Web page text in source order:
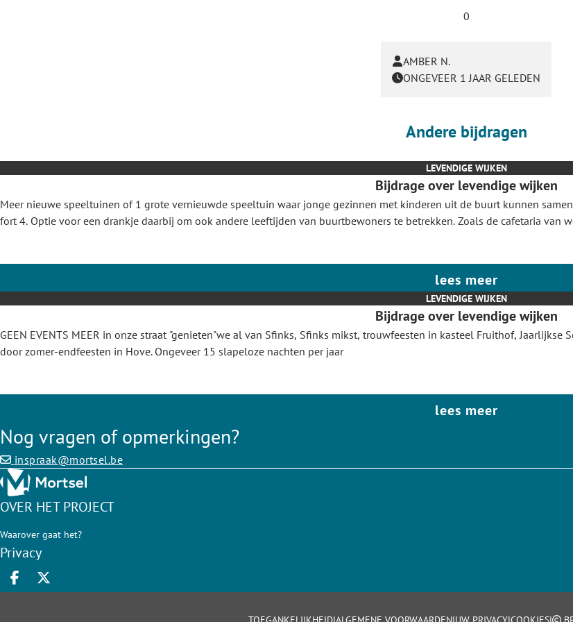
0
AMBER N.
ONGEVEER 1 JAAR GELEDEN
Andere bijdragen
LEVENDIGE WIJKEN
Bijdrage over levendige wijken
Meer nieuwe speeltuinen of 1 grote vernieuwde speeltuin waar jonge gezinnen met kinderen uit de buurt kunnen
fort 4. Optie voor een drankje daarbij om ook andere leeftijden van buurtbewoners te betrekken. Zoals de cafetaria van
lees meer
LEVENDIGE WIJKEN
Bijdrage over levendige wijken
GEEN EVENTS MEER in onze straat "genieten"we al van Sfinks, Sfinks mikst, trouwfeesten in kasteel Fruithof,
door zomer-endfeesten in Hove. Ongeveer 15 slapeloze nachten per jaar
lees meer
Nog vragen of opmerkingen?
inspraak@mortsel.be
OVER HET PROJECT
Waarover gaat het?
Privacy
Deel op facebook
Deel op X